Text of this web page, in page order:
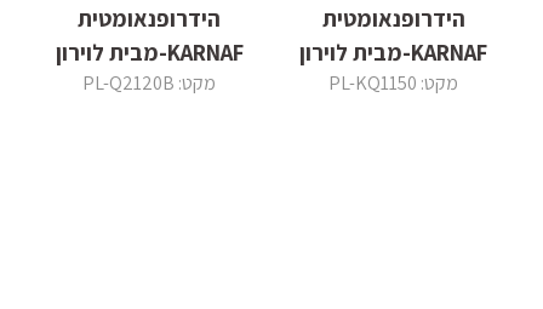
הידרופנאומטית
KARNAF-מבית לוירון
מקט: PL-KQ1150
הידרופנאומטית
KARNAF-מבית לוירון
מקט: PL-Q2120B